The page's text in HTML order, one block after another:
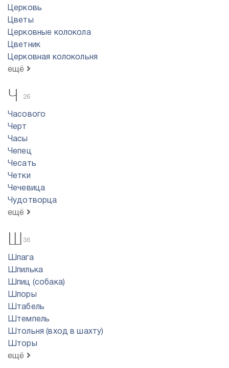
Церковь
Цветы
Церковные колокола
Цветник
Церковная колокольня
ещё
Ч 26
Часового
Черт
Часы
Чепец
Чесать
Четки
Чечевица
Чудотворца
ещё
Ш 36
Шпага
Шпилька
Шпиц (собака)
Шпоры
Штабель
Штемпель
Штольня (вход в шахту)
Шторы
ещё